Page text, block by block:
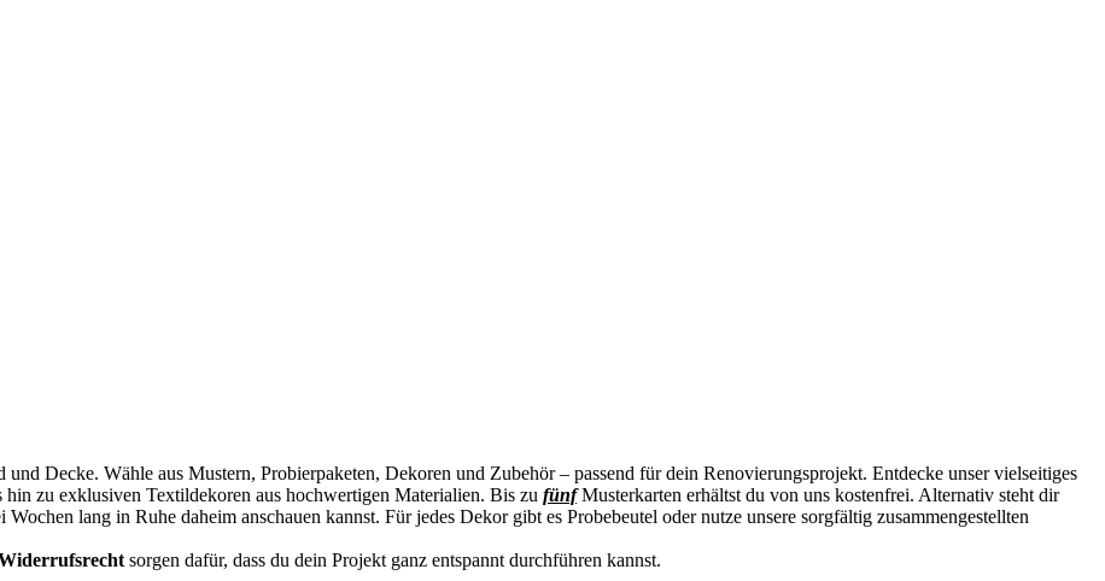
Decke. Wähle aus Mustern, Probierpaketen, Dekoren und Zubehör – passend für dein Renovierungsprojekt. Entdecke unser vielseitiges
zu exklusiven Textildekoren aus hochwertigen Materialien. Bis zu fünfMusterkarten erhältst du von uns kostenfrei. Alternativ steht dir
lang in Ruhe daheim anschauen kannst. Für jedes Dekor gibt es Probebeutel oder nutze unsere sorgfältig zusammengestellten
sorgen dafür, dass du dein Projekt ganz entspannt durchführen kannst.